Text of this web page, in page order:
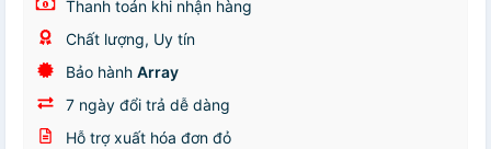
Thanh toán khi nhận hàng
Chất lượng, Uy tín
Bảo hành Array
7 ngày đổi trả dễ dàng
Hỗ trợ xuất hóa đơn đỏ